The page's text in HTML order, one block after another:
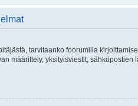
tarvitaanko foorumilla
määrittely, yksityisviestit,